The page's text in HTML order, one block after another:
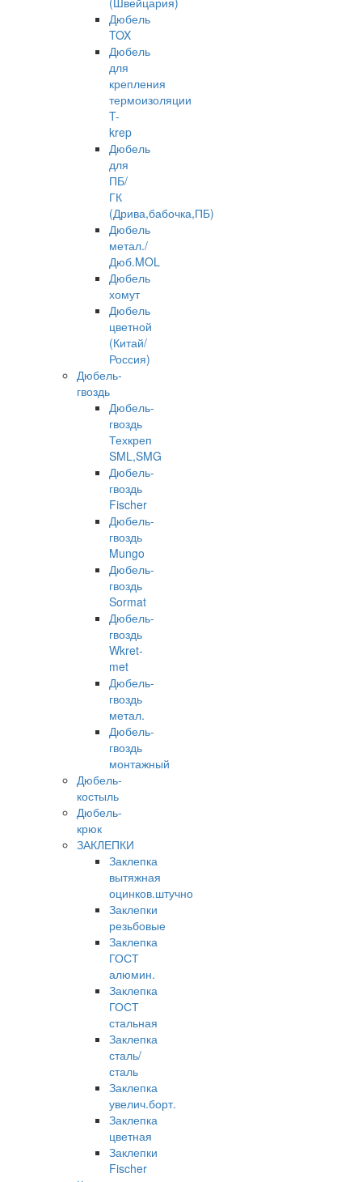
Дюбель
TOX
Дюбель
для
крепления
термоизоляции
T-
krep
Дюбель
для
ПБ/
ГК
(Дрива,бабочка,ПБ)
Дюбель
метал./
Дюб.MOL
Дюбель
хомут
Дюбель
цветной
(Китай/
Россия)
Дюбель-
гвоздь
Дюбель-
гвоздь
Техкреп
SML,SMG
Дюбель-
гвоздь
Fischer
Дюбель-
гвоздь
Mungo
Дюбель-
гвоздь
Sormat
Дюбель-
гвоздь
Wkret-
met
Дюбель-
гвоздь
метал.
Дюбель-
гвоздь
монтажный
Дюбель-
костыль
Дюбель-
крюк
ЗАКЛЕПКИ
Заклепка
вытяжная
оцинков.штучно
Заклепки
резьбовые
Заклепка
ГОСТ
алюмин.
Заклепка
ГОСТ
стальная
Заклепка
сталь/
сталь
Заклепка
увелич.борт.
Заклепка
цветная
Заклепки
Fischer